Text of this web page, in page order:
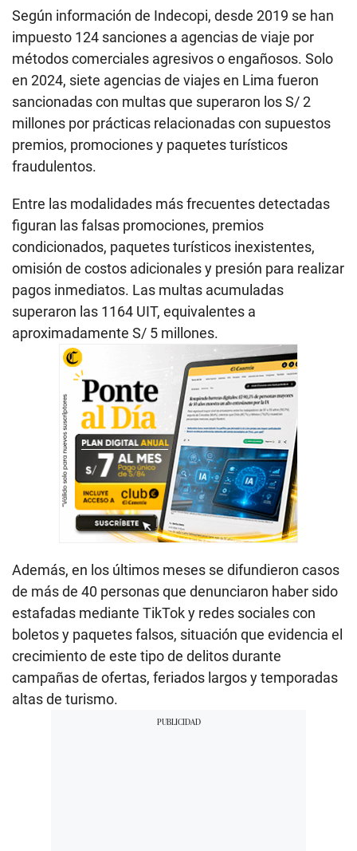
Según información de Indecopi, desde 2019 se han
impuesto 124 sanciones a agencias de viaje por
métodos comerciales agresivos o engañosos. Solo
en 2024, siete agencias de viajes en Lima fueron
sancionadas con multas que superaron los S/ 2
millones por prácticas relacionadas con supuestos
premios, promociones y paquetes turísticos
fraudulentos.
Entre las modalidades más frecuentes detectadas
figuran las falsas promociones, premios
condicionados, paquetes turísticos inexistentes,
omisión de costos adicionales y presión para realizar
pagos inmediatos. Las multas acumuladas
superaron las 1164 UIT, equivalentes a
aproximadamente S/ 5 millones.
Además, en los últimos meses se difundieron casos
de más de 40 personas que denunciaron haber sido
estafadas mediante TikTok y redes sociales con
boletos y paquetes falsos, situación que evidencia el
crecimiento de este tipo de delitos durante
campañas de ofertas, feriados largos y temporadas
altas de turismo.